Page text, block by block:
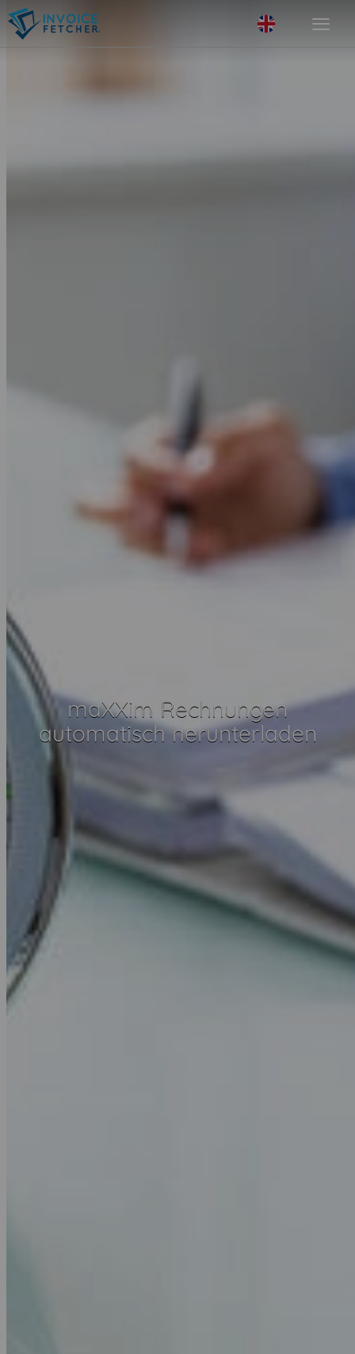
maXXim Rechnungen
automatisch herunterladen